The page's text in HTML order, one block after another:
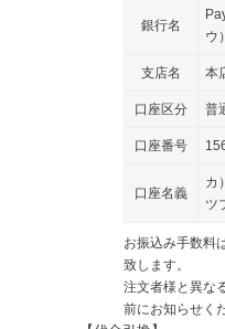
銀行名
ウ）
支店名 本
口座区分 普
口座番号
口座名義
カ
ツ
お振込み手数料
致します。
注文者様と異な
前にお知らせく